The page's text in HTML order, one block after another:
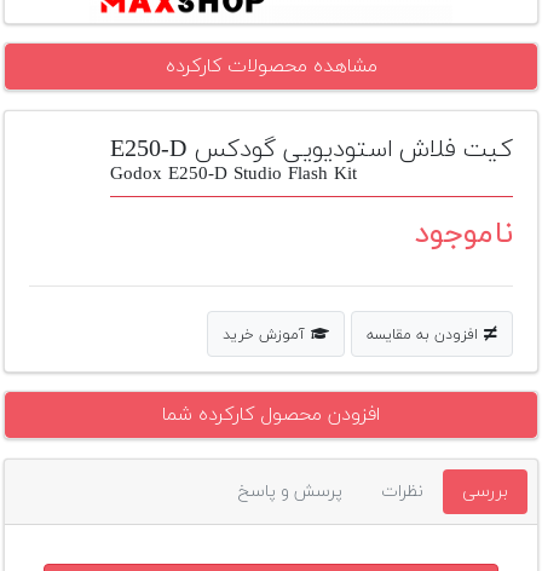
پلاس
افزودن
دست
دوم
دوربین
بله
مشاهده محصولات کارکرده
کیت فلاش استودیویی گودکس E250-D
Godox E250-D Studio Flash Kit
ناموجود
افزودن به مقایسه آموزش خرید
افزودن محصول کارکرده شما
بررسی نظرات پرسش و پاسخ